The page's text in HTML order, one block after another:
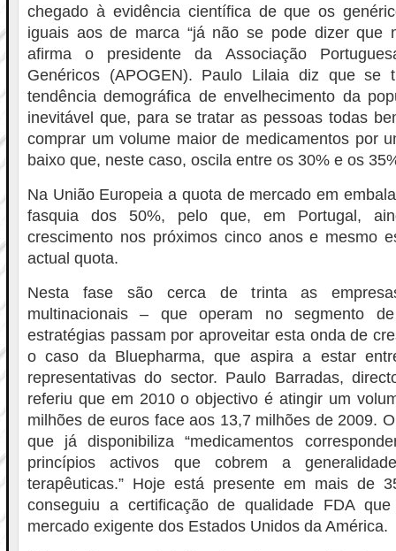
chegado à evidência científica de que os
iguais aos de marca “já não se pode dizer que
afirma o presidente da Associação
Genéricos (APOGEN). Paulo Lilaia diz que se
tendência demográfica de envelhecimento da
inevitável que, para se tratar as pessoas todas
comprar um volume maior de medicamentos por
baixo que, neste caso, oscila entre os 30% e os
Na União Europeia a quota de mercado em
fasquia dos 50%, pelo que, em Portugal,
crescimento nos próximos cinco anos e mesmo
actual quota.
Nesta fase são cerca de trinta as
multinacionais – que operam no segmento
estratégias passam por aproveitar esta onda de
o caso da Bluepharma, que aspira a estar
representativas do sector. Paulo Barradas,
referiu que em 2010 o objectivo é atingir um
milhões de euros face aos 13,7 milhões de 2009.
que já disponibiliza “medicamentos
princípios activos que cobrem a
terapêuticas.” Hoje está presente em mais de
conseguiu a certificação de qualidade FDA
mercado exigente dos Estados Unidos da América.